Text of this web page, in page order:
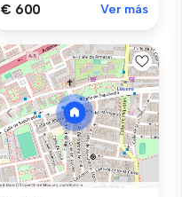
€ 600 Ver más